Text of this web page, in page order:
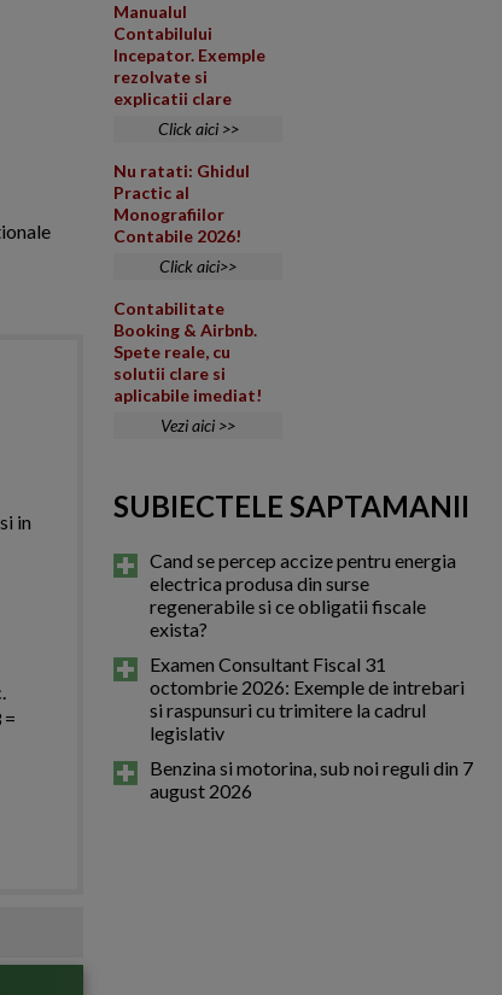
in
=
Manualul
Contabilului
Incepator. Exemple
rezolvate si
explicatii clare
Click aici >>
Nu ratati: Ghidul
Practic al
Monografiilor
Contabile 2026!
Click aici>>
Contabilitate
Booking & Airbnb.
Spete reale, cu
solutii clare si
aplicabile imediat!
Vezi aici >>
SUBIECTELE SAPTAMANII
Cand se percep accize pentru energia
electrica produsa din surse
regenerabile si ce obligatii fiscale
exista?
Examen Consultant Fiscal 31
octombrie 2026: Exemple de intrebari
si raspunsuri cu trimitere la cadrul
legislativ
Benzina si motorina, sub noi reguli din 7
august 2026